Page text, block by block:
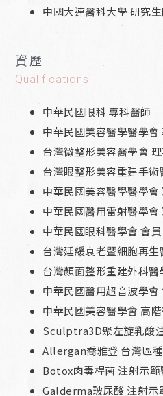
中國大連醫科大學 研究
資歷
Qualifications
中華民國眼科 專科醫師
中華民國美容醫學醫學會
台灣微整形美容醫學會
台灣眼整形美容重建手術
中華民國美容醫學醫學會
中華民國醫用雷射醫學會
中華民國眼科醫學會 會員
台灣延緩衰老暨細胞再生
台灣顏面整形重建外科醫
中華民國醫用超音波學會
中華民國美容醫學會 高
Sculptra3D聚左旋乳酸
Allergan喬雅登 台灣區
Botox肉毒桿菌 注射示範
Galderma玻尿酸 注射示